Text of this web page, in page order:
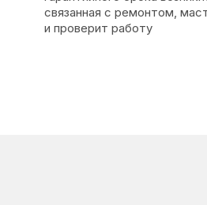
Для юр.лиц